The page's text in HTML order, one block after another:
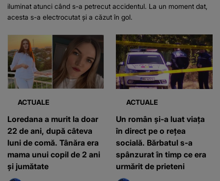
iluminat atunci când s-a petrecut accidentul. La un moment dat,
acesta s-a electrocutat și a căzut în gol.
ACTUALE
Loredana a murit la doar
22 de ani, după câteva
luni de comă. Tânăra era
mama unui copil de 2 ani
și jumătate
ACTUALE
Un român și-a luat viața
în direct pe o reţea
socială. Bărbatul s-a
spânzurat în timp ce era
urmărit de prieteni